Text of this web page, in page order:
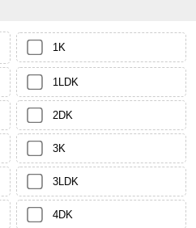
1K
1LDK
2DK
3K
3LDK
4DK